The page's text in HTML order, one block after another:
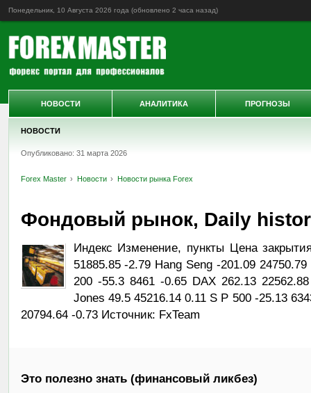
Понедельник, 10 Августа 2026 года (обновлено 2 часа назад)
НОВОСТИ
Опубликовано: 31 марта 2026
Forex Master Новости Новости рынка Forex
Фондовый рынок, Daily
Индекс Изменение, пункты Цена
51885.85 -2.79 Hang Seng -201.09
200 -55.3 8461 -0.65 DAX 262.13
Jones 49.5 45216.14 0.11 S P 500 -25.13
20794.64 -0.73 Источник: FxTeam
Это полезно знать (финансовый ликбез)
НОВОСТИ АНАЛИТИКА ПРОГНОЗЫ